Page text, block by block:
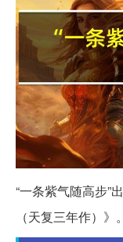
“一条紫气随高步”
（天复三年作）》。